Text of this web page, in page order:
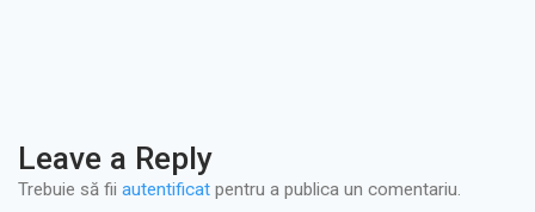
Leave a Reply
Trebuie să fii autentificat pentru a publica un comentariu.